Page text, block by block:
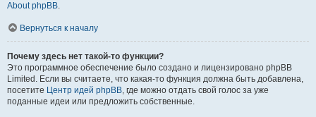
About phpBB.
Вернуться к началу
Почему здесь нет такой-то функции?
Это программное обеспечение было создано и лицензировано phpBB
Limited. Если вы считаете, что какая-то функция должна быть добавлена,
посетите Центр идей phpBB, где можно отдать свой голос за уже
поданные идеи или предложить собственные.